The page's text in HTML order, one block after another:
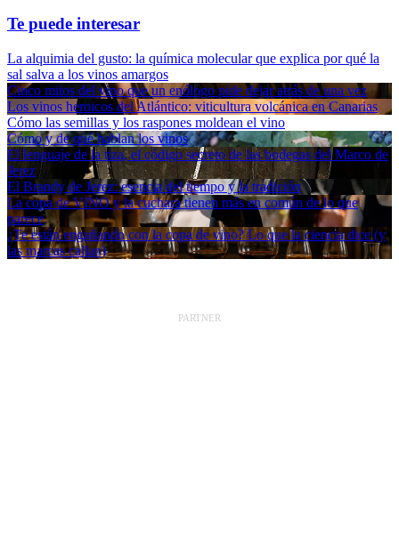
Te puede interesar
La alquimia del gusto: la química molecular que explica por qué la
sal salva a los vinos amargos
Cinco mitos del vino que un enólogo pide dejar atrás de una vez
Los vinos heroicos del Atlántico: viticultura volcánica en Canarias
Cómo las semillas y los raspones moldean el vino
Cómo y de qué hablan los vinos
El lenguaje de la tiza, el código secreto de las bodegas del Marco de
Jerez
El Brandy de Jerez: esencia del tiempo y la tradición
La copa de VINO y la cuchara tienen más en común de lo que
parece
¿Te están engañando con la copa de vino? Lo que la ciencia dice (y
las marcas callan)
PARTNER